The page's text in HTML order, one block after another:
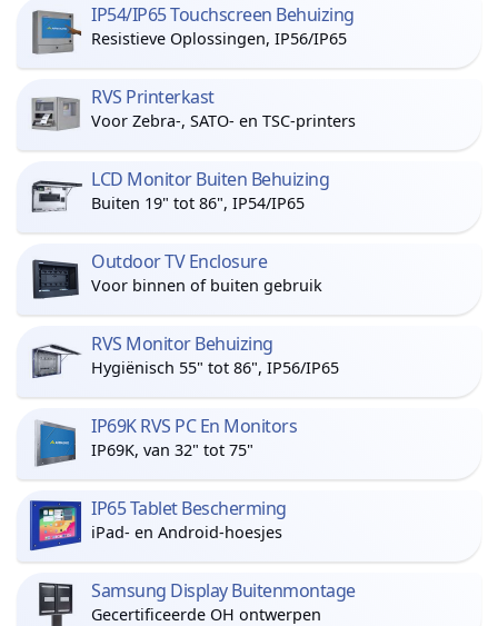
IP54/IP65 Touchscreen Behuizing
Resistieve Oplossingen, IP56/IP65
RVS Printerkast
Voor Zebra-, SATO- en TSC-printers
LCD Monitor Buiten Behuizing
Buiten 19" tot 86", IP54/IP65
Outdoor TV Enclosure
Voor binnen of buiten gebruik
RVS Monitor Behuizing
Hygiënisch 55" tot 86", IP56/IP65
IP69K RVS PC En Monitors
IP69K, van 32" tot 75"
IP65 Tablet Bescherming
iPad- en Android-hoesjes
Samsung Display Buitenmontage
Gecertificeerde OH ontwerpen